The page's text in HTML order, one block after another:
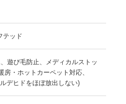
テッド
遊び毛防止、メディカルストッ
房・ホットカーペット対応、
ヒドをほぼ放出しない)